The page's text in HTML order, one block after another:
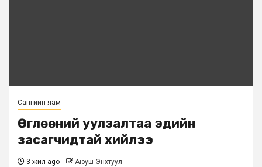
Сангийн яам
Өглөөний уулзалтаа эдийн
засагчидтай хийлээ
3 жил ago Аюуш Энхтуул